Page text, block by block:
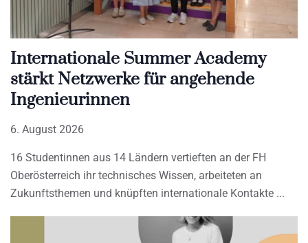
Internationale Summer Academy
stärkt Netzwerke für angehende
Ingenieurinnen
6. August 2026
16 Studentinnen aus 14 Ländern vertieften an der FH
Oberösterreich ihr technisches Wissen, arbeiteten an
Zukunftsthemen und knüpften internationale Kontakte